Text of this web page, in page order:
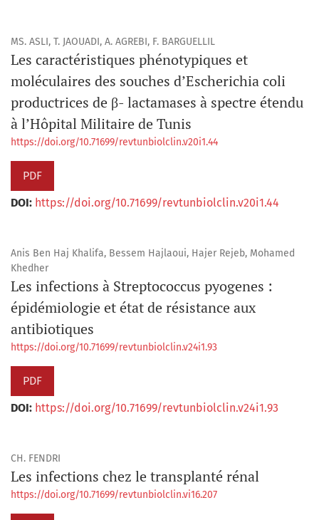
MS. ASLI, T. JAOUADI, A. AGREBI, F. BARGUELLIL
Les caractéristiques phénotypiques et
moléculaires des souches d’Escherichia coli
productrices de β- lactamases à spectre étendu
à l’Hôpital Militaire de Tunis
https://doi.org/10.71699/revtunbiolclin.v20i1.44
PDF
DOI: https://doi.org/10.71699/revtunbiolclin.v20i1.44
Anis Ben Haj Khalifa, Bessem Hajlaoui, Hajer Rejeb, Mohamed
Khedher
Les infections à Streptococcus pyogenes :
épidémiologie et état de résistance aux
antibiotiques
https://doi.org/10.71699/revtunbiolclin.v24i1.93
PDF
DOI: https://doi.org/10.71699/revtunbiolclin.v24i1.93
CH. FENDRI
Les infections chez le transplanté rénal
https://doi.org/10.71699/revtunbiolclin.vi16.207